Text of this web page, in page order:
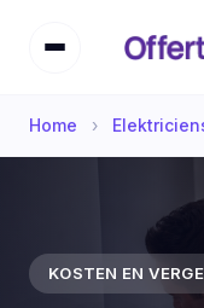
Home ›
KOSTEN EN